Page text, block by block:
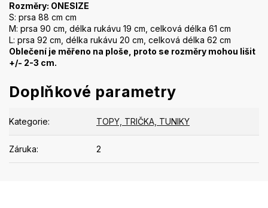
Rozměry: ONESIZE
S: prsa 88 cm cm
M: prsa 90 cm, délka rukávu 19 cm, celková délka 61 cm
L: prsa 92 cm, délka rukávu 20 cm, celková délka 62 cm
Oblečení je měřeno na ploše, proto se rozměry mohou lišit
+/- 2-3 cm.
Doplňkové parametry
Kategorie: TOPY, TRIČKA, TUNIKY
Záruka: 2